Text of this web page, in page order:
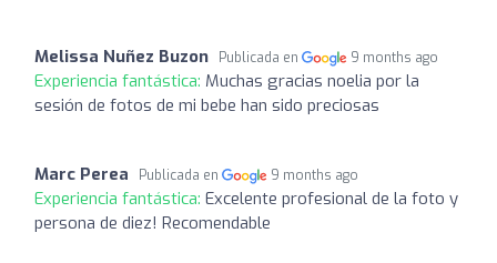
Melissa Nuñez Buzon Publicada en 9 months ago
Experiencia fantástica: Muchas gracias noelia por la
sesión de fotos de mi bebe han sido preciosas
Marc Perea Publicada en 9 months ago
Experiencia fantástica: Excelente profesional de la foto y
persona de diez! Recomendable